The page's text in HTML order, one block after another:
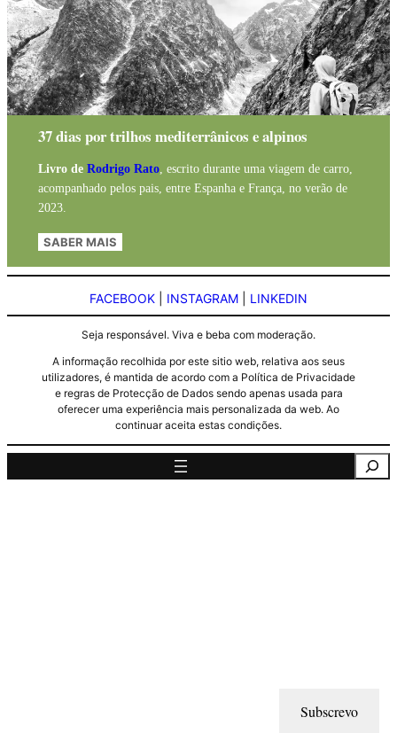
37 dias por trilhos mediterrânicos e alpinos
Livro de Rodrigo Rato, escrito durante uma viagem de carro,
acompanhado pelos pais, entre Espanha e França, no verão de
2023.
SABER MAIS
FACEBOOK INSTAGRAM LINKEDIN
Seja responsável. Viva e beba com moderação.
A informação recolhida por este sitio web, relativa aos seus
utilizadores, é mantida de acordo com a Política de Privacidade
e regras de Protecção de Dados sendo apenas usada para
oferecer uma experiência mais personalizada da web. Ao
continuar aceita estas condições.
Subscrevo